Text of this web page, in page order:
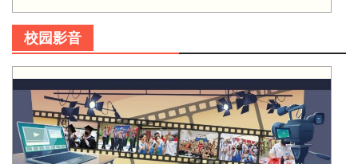
校园影音